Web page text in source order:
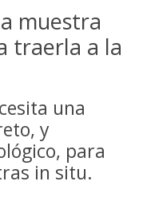
muestra
traerla a la
una
y
para
in situ.